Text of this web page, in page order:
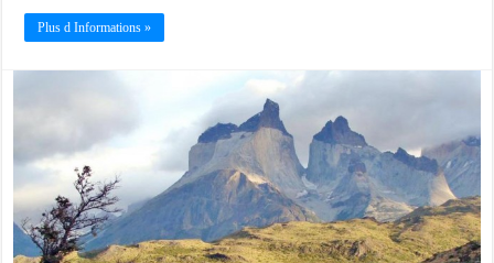
Plus d Informations »